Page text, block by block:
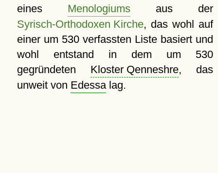
eines Menologiumsaus der
Syrisch-Orthodoxen Kirche, das wohl auf
einer um 530 verfassten Liste basiert und
wohl entstand in dem um 530
gegründeten Kloster Qenneshre, das
unweit von Edessalag.